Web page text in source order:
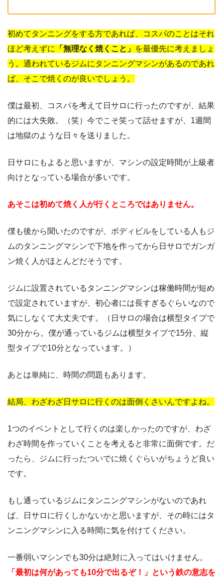
初めてタンニングをする方であれば、コスパのことはそれ
ほど考えずに
「無理なく焼くこと」 を最優先に考えましょ
う。通われているジムにタンニングマシンがあるのであれ
ば、そこで焼くのが良いでしょう。
僕は最初、コスパを考えて日サロに行ったのですが、結果
的には大失敗。（笑）今でこそ笑って話せますが、1週間
は地獄のような日々を送りました。
日サロにもよると思いますが、マシンの設定時間が上級者
向けとなっている場合が多いです。
あそこは初めて焼く人が行くところではありません。
僕も後から聞いたのですが、ボディビルをしている人もジ
ムのタンニングマシンで下地を作ってから日サロでガンガ
ン焼く人がほとんどだそうです。
ジムに設置されているタンニングマシンは稼働時間が短め
で設定されていますが、初心者には長すぎるぐらいなので
気にしなくて大丈夫です。（日サロの場合は横型タイプで
30分から。僕が通っているジムは横型タイプで15分、縦
型タイプで10分となっています。）
あとは単純に、時間の問題もあります。
結局、わざわざ日サロに行くのは面倒くさいんですよね。
1つのイベントとして行くのは楽しかったのですが、わざ
わざ時間を作っていくことを考えると非常に面倒です。だ
ったら、ジムに行ったついでに焼くぐらいがちょうど良い
です。
もし通っているジムにタンニングマシンがないのであれ
ば、日サロに行くしかないかと思いますが、その時にはタ
ンニングマシンに入る時間に気を付けてください。
一番弱いマシンでも30分は絶対に入ってはいけません。
「最初は何があっても10分で出るぞ！」という鉄の意志を